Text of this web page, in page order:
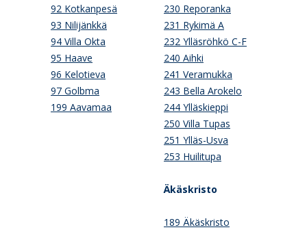
92 Kotkanpesä
93 Nilijänkkä
94 Villa Okta
95 Haave
96 Kelotieva
97 Golbma
199 Aavamaa
230 Reporanka
231 Rykimä A
232 Ylläsröhkö C-F
240 Aihki
241 Veramukka
243 Bella Arokelo
244 Ylläskieppi
250 Villa Tupas
251 Ylläs-Usva
253 Huilitupa
Äkäskristo
189 Äkäskristo